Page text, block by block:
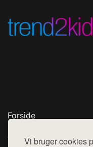
Vi bruger cookies
Forside
Top Rabatter